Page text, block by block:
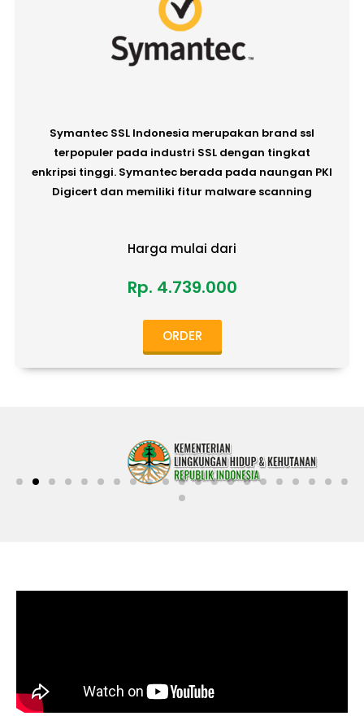
Symantec SSL Indonesia merupakan brand ssl
terpopuler pada industri SSL dengan tingkat
enkripsi tinggi. Symantec berada pada naungan PKI
Digicert dan memiliki fitur malware scanning
Harga mulai dari
Rp. 4.739.000
ORDER